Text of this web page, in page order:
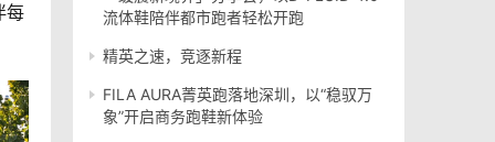
每
流体鞋陪伴都市跑者轻松开跑
精英之速，竞逐新程
FILA AURA菁英跑落地深圳，以“稳驭万
象”开启商务跑鞋新体验